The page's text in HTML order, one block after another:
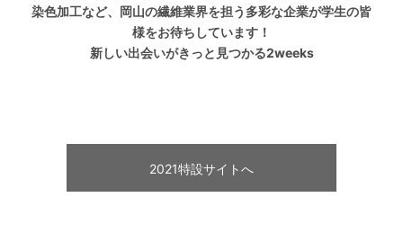
染色加工など、岡山の繊維業界を担う多彩な企業が学生の皆
様をお待ちしています！
新しい出会いがきっと見つかる2weeks
2021特設サイトへ